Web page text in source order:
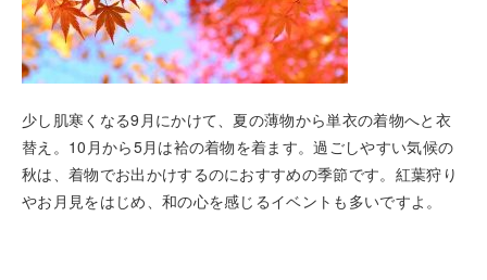
少し肌寒くなる9月にかけて、夏の薄物から単衣の着物へと衣
替え。10月から5月は袷の着物を着ます。過ごしやすい気候の
秋は、着物でお出かけするのにおすすめの季節です。紅葉狩り
やお月見をはじめ、和の心を感じるイベントも多いですよ。